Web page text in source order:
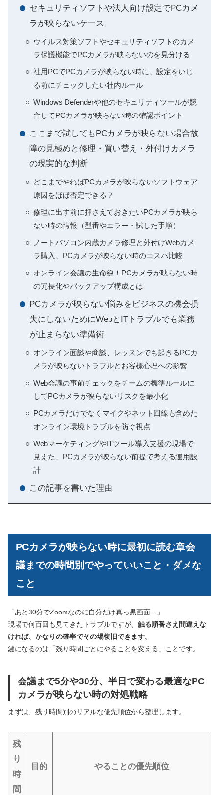
セキュリティソフトや法人向け設定でPCカメ
ラが映らないケース
ウイルス対策ソフトやセキュリティソフトのカメ
ラ保護機能でPCカメラが映らないのを見分ける
社用PCでPCカメラが映らない時に、設定をいじ
る前にチェックしたい社内ルール
Windows Defenderや他のセキュリティツールが競
合してPCカメラが映らない時の確認ポイント
ここまで試してもPCカメラが映らない場合故
障の見極めと修理・買い替え・外付けカメラ
の現実的な判断
どこまでやればPCカメラが映らないソフトウェア
原因をほぼ否定できる？
修理に出す前に押さえておきたいPCカメラが映ら
ない時の情報（型番やエラー・試した手順）
ノートパソコン内蔵カメラ修理と外付けWebカメ
ラ購入、PCカメラが映らない時のコスパ比較
オンライン会議の生命線！PCカメラが映らない時
の冗長化やバックアップ構成とは
PCカメラが映らない悩みをビジネスの機会損
失にしないためにWebとITトラブルでも業務
が止まらない準備術
オンライン面談や商談、レッスンでも起きるPCカ
メラが映らないトラブルとお客様心理への影響
Web会議の事前チェックをチームの標準ルールに
してPCカメラが映らないリスクを最小化
PCカメラだけでなくマイクやネット回線も含めた
オンライン環境トラブルを防ぐ視点
WebマーケティングやITツール導入支援の現場で
見えた、PCカメラが映らない前提で考える運用設
計
この記事を書いた理由
PCカメラが映らない時に最初に読む章会
議までの時間別でやっていいこと・ダメな
こと
「あと30分でZoomなのに自分だけ真っ黒画面…」
現場で何百回も見てきたトラブルですが、 触る順番さえ間違えな
ければ、かなりの確率でその場復旧できます。
鍵になるのは「残り時間ごとにやることを変える」ことです。
会議まで5分や30分、半日で変わる最適なPC
カメラが映らない時の対処戦略
まずは、残り時間別のリアルな優先順位から整理します。
残
り
時
間
目的 やることの優先順位